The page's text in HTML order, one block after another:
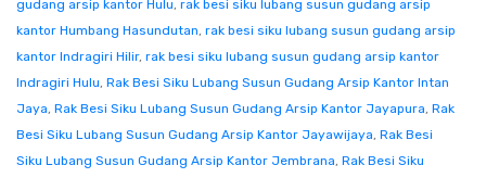
gudang arsip kantor Hulu, rak besi siku lubang susun gudang arsip
kantor Humbang Hasundutan, rak besi siku lubang susun gudang arsip
kantor Indragiri Hilir, rak besi siku lubang susun gudang arsip kantor
Indragiri Hulu, Rak Besi Siku Lubang Susun Gudang Arsip Kantor Intan
Jaya, Rak Besi Siku Lubang Susun Gudang Arsip Kantor Jayapura, Rak
Besi Siku Lubang Susun Gudang Arsip Kantor Jayawijaya, Rak Besi
Siku Lubang Susun Gudang Arsip Kantor Jembrana, Rak Besi Siku